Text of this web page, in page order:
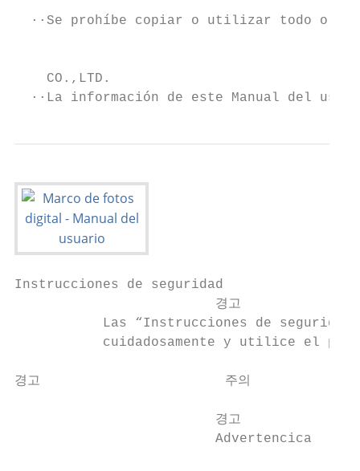
··Se prohíbe copiar o utilizar todo o
    CO.,LTD.
··La información de este Manual del
Instrucciones de seguridad
경고
Las “Instrucciones de
cuidadosamente y utilice el
경고                       주의
                         경고
Advertencica